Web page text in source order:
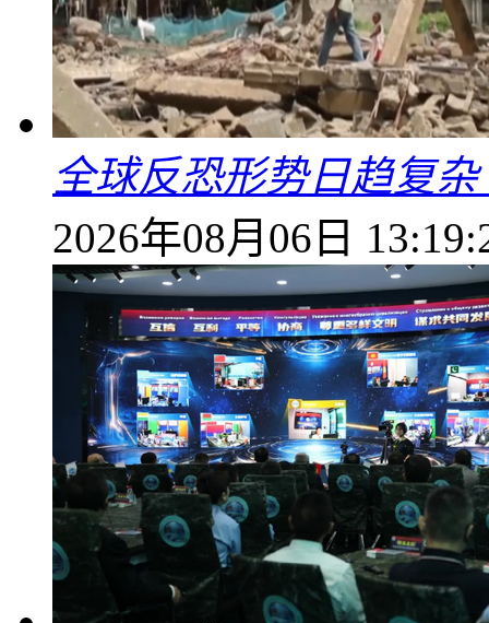
全球反恐形势日趋复
2026年08月06日